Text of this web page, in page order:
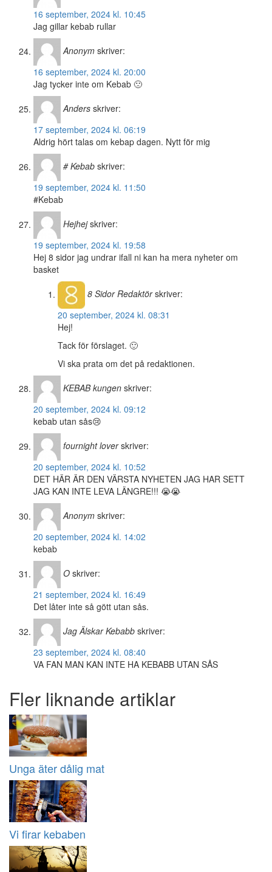
16 september, 2024 kl. 10:45
Jag gillar kebab rullar
Anonym skriver:
16 september, 2024 kl. 20:00
Jag tycker inte om Kebab 🙁
Anders skriver:
17 september, 2024 kl. 06:19
Aldrig hört talas om kebap dagen. Nytt för mig
# Kebab skriver:
19 september, 2024 kl. 11:50
#Kebab
Hejhej skriver:
19 september, 2024 kl. 19:58
Hej 8 sidor jag undrar ifall ni kan ha mera nyheter om
basket
8 SidorRedaktör skriver:
20 september, 2024 kl. 08:31
Hej!
Tack för förslaget. 🙂
Vi ska prata om det på redaktionen.
KEBAB kungen skriver:
20 september, 2024 kl. 09:12
kebab utan sås😢
fournight lover skriver:
20 september, 2024 kl. 10:52
DET HÄR ÄR DEN VÄRSTA NYHETEN JAG HAR SETT
JAG KAN INTE LEVA LÄNGRE!!! 😭😭
Anonym skriver:
20 september, 2024 kl. 14:02
kebab
O skriver:
21 september, 2024 kl. 16:49
Det låter inte så gött utan sås.
Jag Älskar Kebabb skriver:
23 september, 2024 kl. 08:40
VA FAN MAN KAN INTE HA KEBABB UTAN SÅS
Fler liknande artiklar
Unga äter dålig mat
Vi firar kebaben